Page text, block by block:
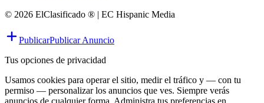
© 2026 ElClasificado ® | EC Hispanic Media
PublicarPublicar Anuncio
Tus opciones de privacidad
Usamos cookies para operar el sitio, medir el tráfico y — con tu
permiso — personalizar los anuncios que ves. Siempre verás
anuncios de cualquier forma. Administra tus preferencias en